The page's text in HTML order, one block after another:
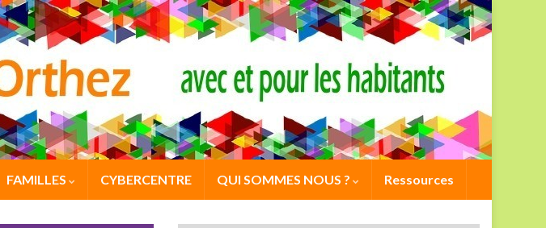
FAMILLES CYBERCENTRE QUI SOMMES NOUS ? Ressources